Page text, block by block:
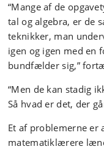
“Mange af de
tal og algebra, er de
teknikker, man
igen og igen med en
bundfælder sig,”
“Men de kan stadig
Så hvad er det, der
Et af problemerne er
matematiklærere